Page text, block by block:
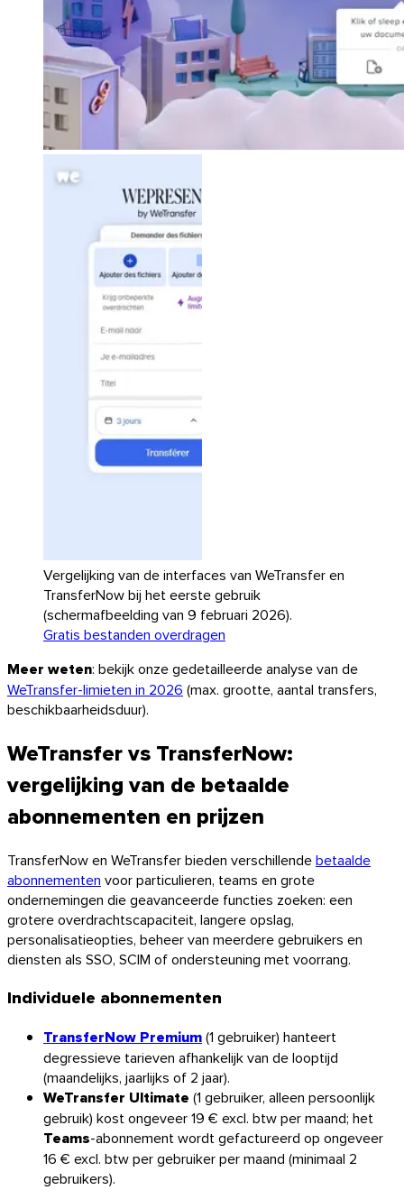
Outlook
Thunderbird
Vergelijking van de interfaces van WeTransfer en
TransferNow bij het eerste gebruik
(schermafbeelding van 9 februari 2026).
Gratis bestanden overdragen
Meer weten: bekijk onze gedetailleerde analyse van de
WeTransfer-limieten in 2026 (max. grootte, aantal transfers,
beschikbaarheidsduur).
WeTransfer vs TransferNow:
vergelijking van de betaalde
abonnementen en prijzen
TransferNow en WeTransfer bieden verschillendebetaalde
abonnementen voor particulieren, teams en grote
ondernemingen die geavanceerde functies zoeken: een
grotere overdrachtscapaciteit, langere opslag,
personalisatieopties, beheer van meerdere gebruikers en
diensten als SSO, SCIM of ondersteuning met voorrang.
Individuele abonnementen
TransferNow Premium(1 gebruiker) hanteert
degressieve tarieven afhankelijk van de looptijd
(maandelijks, jaarlijks of 2 jaar).
WeTransfer Ultimate (1 gebruiker, alleen persoonlijk
gebruik) kost ongeveer19 € excl. btw per maand; het
Teams-abonnement wordt gefactureerd op ongeveer
16 € excl. btw per gebruiker per maand (minimaal 2
gebruikers).